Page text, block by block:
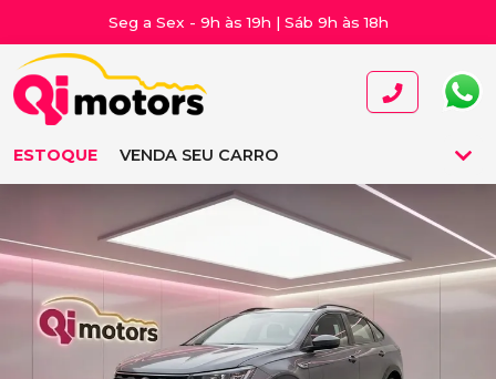
Seg a Sex - 9h às 19h | Sáb 9h às 18h
ESTOQUE VENDA SEU CARRO